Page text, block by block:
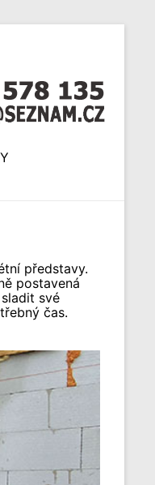
představy.
postavená
své
čas.